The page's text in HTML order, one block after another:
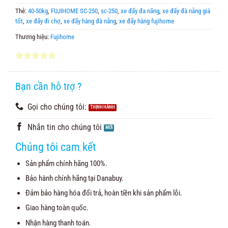
Thẻ: 40-50kg, FUJIHOME SC-250, sc-250, xe đẩy đa năng, xe đẩy đà nẵng giá
tốt, xe đẩy đi chợ, xe đẩy hàng đà nẵng, xe đẩy hàng fujihome
Thương hiệu: Fujihome
đánh giá
Bạn cần hỗ trợ ?
Gọi cho chúng tôi:
Nhắn tin cho chúng tôi
Chúng tôi cam kết
Sản phẩm chính hãng 100%.
Bảo hành chính hãng tại Danabuy.
Đảm bảo hàng hóa đổi trả, hoàn tiền khi sản phẩm lỗi.
Giao hàng toàn quốc.
Nhận hàng thanh toán.